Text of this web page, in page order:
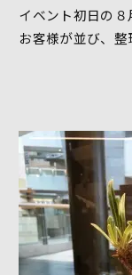
イベント初日の
お客様が並び、整